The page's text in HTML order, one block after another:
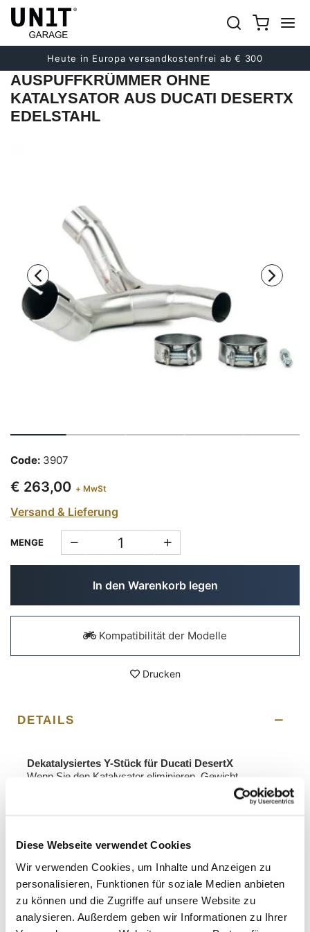
Diese Webseite verwendet Cookies
Wir verwenden Cookies, um Inhalte und Anzeigen zu
personalisieren, Funktionen für soziale Medien anbieten
zu können und die Zugriffe auf unsere Website zu
analysieren. Außerdem geben wir Informationen zu Ihrer
Heute in Europa versandkostenfrei ab € 300
früher
Nächster
AUSPUFFKRÜMMER OHNE
KATALYSATOR AUS DUCATI DESERTX
EDELSTAHL
Code: 3907
€ 263,00 + MwSt
Versand & Lieferung
MENGE
In den Warenkorb legen
Kompatibilität der Modelle
Drucken
DETAILS
Dekatalysiertes Y-Stück für Ducati DesertX
Wenn Sie den Katalysator eliminieren, Gewicht
reduzieren und die Leistung steigern möchten, indem Sie
Ihrem Zweizylinder neues Leben einhauchen, ist dieses
Katalysator verleiht dem Motorrad mehr Leistung, ohne
insbesondere in Kombination mit unseren
Schalldämpfern Code 3908 oder 3912. Auch kompatibel
mit dem Originalauspuff. Wird komplett mit allem
geliefert, was für die Montage benötigt wird. Es ist nicht
notwendig, die ECU neu zuzuordnen.